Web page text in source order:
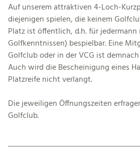
Auf unserem attraktiven 4-Loch-
diejenigen spielen, die keinem
Platz ist öffentlich, d.h. für
Golfkenntnissen) bespielbar. Eine
Golfclub oder in der VCG ist
Auch wird die Bescheinigung eines
Platzreife nicht verlangt.
Die jeweiligen Öffnungszeiten
Golfclub.